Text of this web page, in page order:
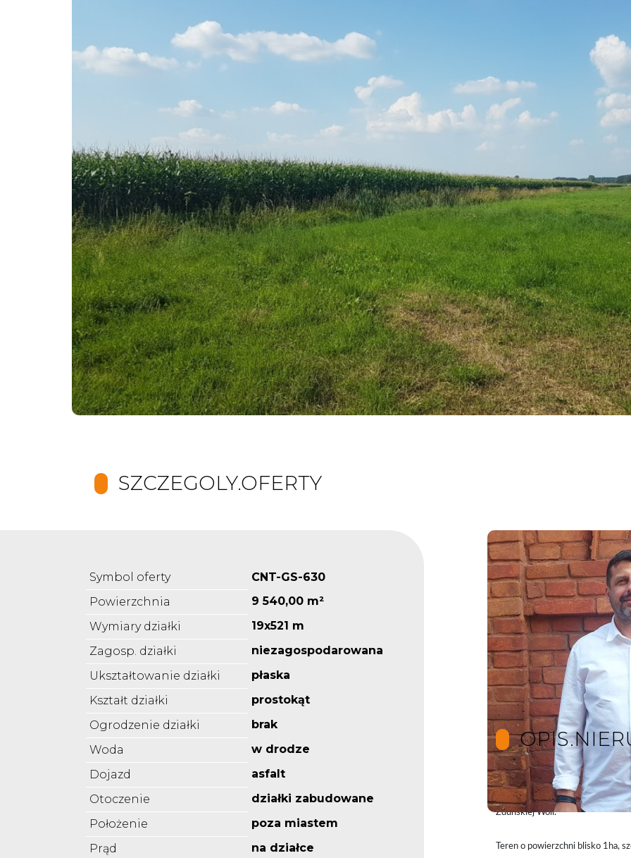
SZCZEGOLY.OFERTY
Symbol oferty
CNT-GS-630
Powierzchnia
9 540,00 m²
Wymiary działki
19x521 m
Zagosp. działki
niezagospodarowana
Ukształtowanie działki
płaska
Kształt działki
prostokąt
Ogrodzenie działki
brak
Woda
w drodze
Dojazd
asfalt
Otoczenie
działki zabudowane
Położenie
poza miastem
Prąd
na działce
Na sprzedaż uzbrojona działka
Zduńskiej Woli.
Teren o powierzchni blisko 1ha,